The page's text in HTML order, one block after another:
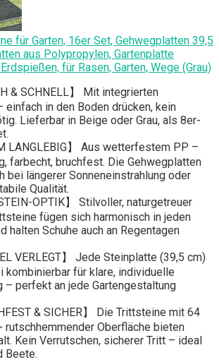
für Garten, 16er Set, Gehwegplatten 39,5
aus Polypropylen, Gartenplatte
​​für Rasen, Garten, Wege (Grau)
& SCHNELL】 Mit integrierten
einfach in den Boden drücken, kein
Lieferbar in Beige oder Grau, als 8er-
LANGLEBIG】 Aus wetterfestem PP –
farbecht, bruchfest. Die Gehwegplatten
bei längerer Sonneneinstrahlung oder
Qualität.
OPTIK】 Stilvoller, naturgetreuer
fügen sich harmonisch in jeden
halten Schuhe auch an Regentagen
VERLEGT】 Jede Steinplatte (39,5 cm)
kombinierbar für klare, individuelle
– perfekt an jede Gartengestaltung
& SICHER】 Die Trittsteine mit 64
rutschhemmender Oberfläche bieten
Kein Verrutschen, sicherer Tritt – ideal
Beete.